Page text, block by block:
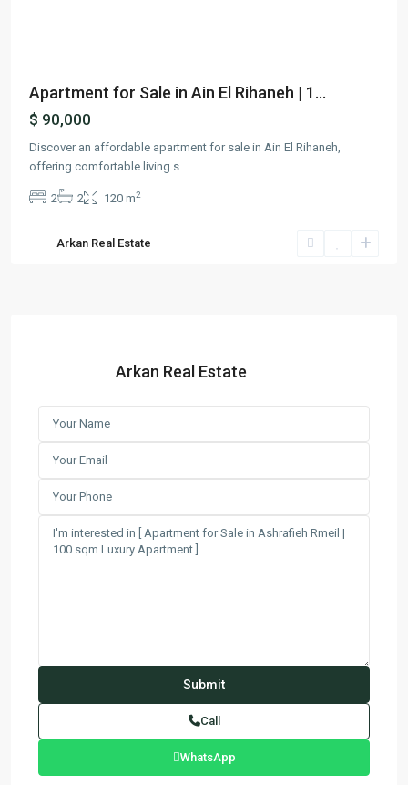
Apartment for Sale in Ain El Rihaneh | 1...
$ 90,000
Discover an affordable apartment for sale in Ain El Rihaneh,
offering comfortable living s
2 2 120 m2
Arkan Real Estate
Arkan Real Estate
Call
WhatsApp